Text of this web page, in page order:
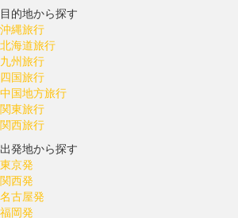
目的地から探す
沖縄旅行
北海道旅行
九州旅行
四国旅行
中国地方旅行
関東旅行
関西旅行
出発地から探す
東京発
関西発
名古屋発
福岡発